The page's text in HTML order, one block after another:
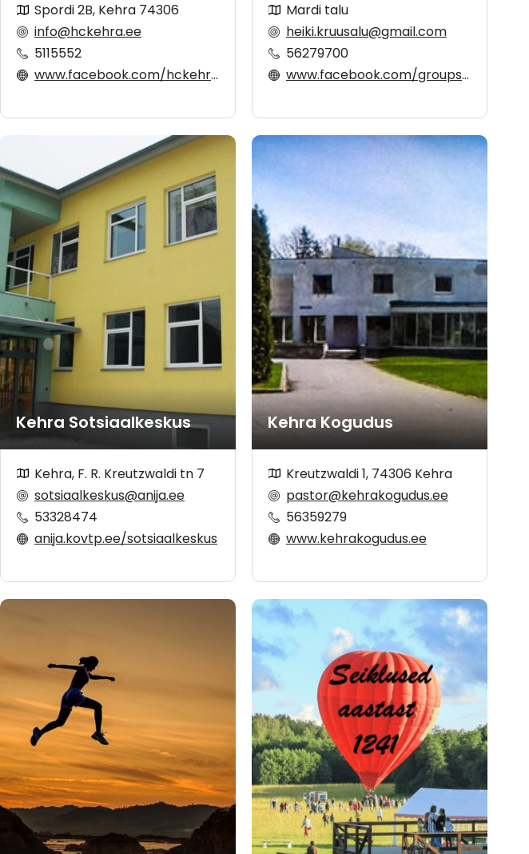
Spordi 2B, Kehra 74306
info@hckehra.ee
5115552
www.facebook.com/hckehrahandballclub
Mardi talu
heiki.kruusalu@gmail.com
56279700
www.facebook.com/groups/764709763866802
Kehra Sotsiaalkeskus
Kehra, F. R. Kreutzwaldi tn 7
sotsiaalkeskus@anija.ee
53328474
anija.kovtp.ee/sotsiaalkeskus
Kehra Kogudus
Kreutzwaldi 1, 74306 Kehra
pastor@kehrakogudus.ee
56359279
www.kehrakogudus.ee